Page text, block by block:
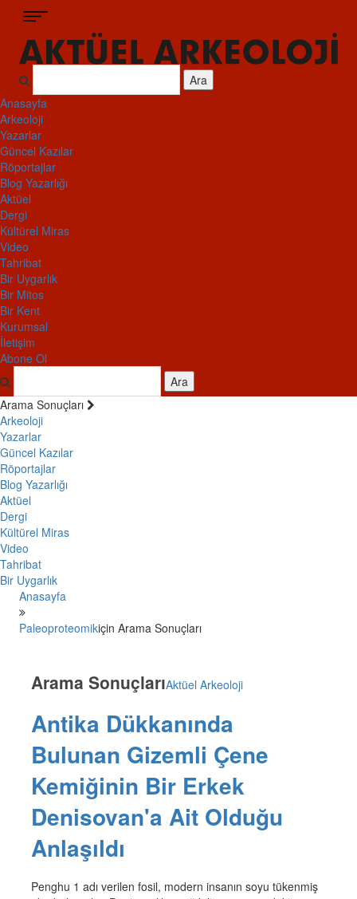
Ara
Anasayfa
Arkeoloji
Yazarlar
Güncel Kazılar
Röportajlar
Blog Yazarlığı
Aktüel
Dergi
Kültürel Miras
Video
Tahribat
Bir Uygarlık
Bir Mitos
Bir Kent
Kurumsal
İletişim
Abone Ol
Ara
Arama Sonuçları
Arkeoloji
Yazarlar
Güncel Kazılar
Röportajlar
Blog Yazarlığı
Aktüel
Dergi
Kültürel Miras
Video
Tahribat
Bir Uygarlık
Anasayfa
Paleoproteomikiçin Arama Sonuçları
Arama SonuçlarıAktüel Arkeoloji
Antika Dükkanında
Bulunan Gizemli Çene
Kemiğinin Bir Erkek
Denisovan'a Ait Olduğu
Anlaşıldı
Penghu 1 adı verilen fosil, modern insanın soyu tükenmiş